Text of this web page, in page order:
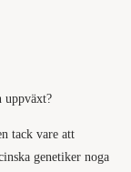
uppväxt?
tack vare att
genetiker noga